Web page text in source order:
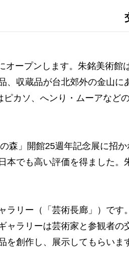
オープンします。朱銘美術
、収蔵品が台北郊外の金山
カソ、へンり・ムーアなど
森」開館25週年記念展に招
本でも高い評価を得ました
ラリー（「芸術長廊」）で
ャラリーは芸術家と参観者
を創作し、展示してもらい